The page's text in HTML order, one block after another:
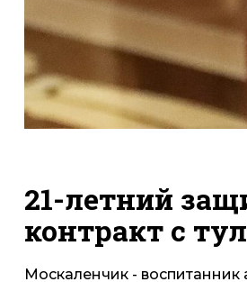
21-летний
контракт с
Москаленчик - воспитанник